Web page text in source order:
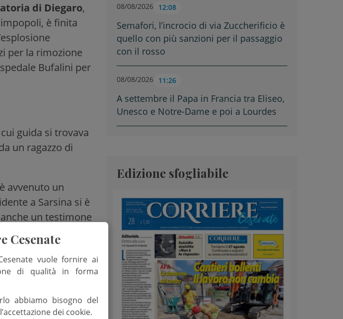
di Diegaro,
è finita
per la rimozione
Bufalini per
guida si trovava
un ragazzo di
avvenuto un
a Sarsina si è
un testimone
soccorso
del cimitero
locale di Start
08/08/2026 12:08
Semafori, l’incrocio di via Zuccherificio è
quello con più sanzioni per il passaggio
con il rosso
08/08/2026 11:26
A settembre il Papa in Francia tra Eliseo,
Unesco e Notre-Dame e poi a Lourdes
Edizione sfogliabile
Cesenate
vuole fornire ai
di qualità in forma
abbiamo bisogno del
dei cookie.